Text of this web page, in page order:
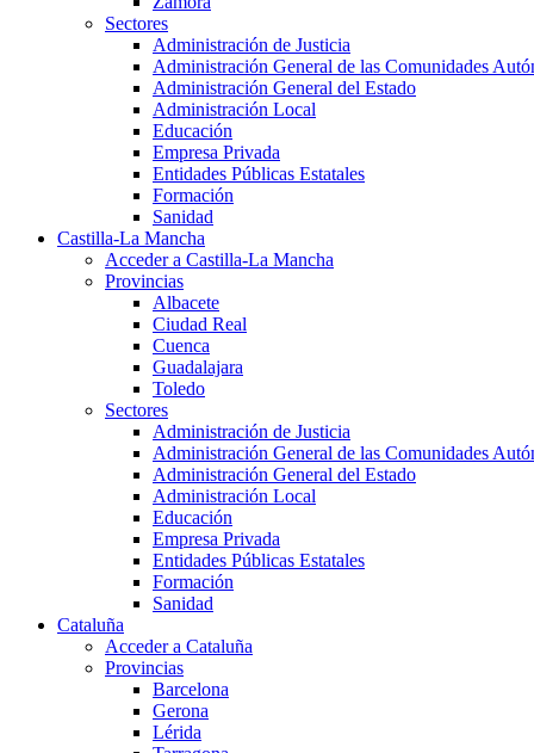
Sectores
Administración de Justicia
Administración General de las Comunidades
Administración General del Estado
Administración Local
Educación
Empresa Privada
Entidades Públicas Estatales
Formación
Sanidad
Castilla-La Mancha
Acceder a Castilla-La Mancha
Provincias
Albacete
Ciudad Real
Cuenca
Guadalajara
Toledo
Sectores
Administración de Justicia
Administración General de las Comunidades
Administración General del Estado
Administración Local
Educación
Empresa Privada
Entidades Públicas Estatales
Formación
Sanidad
Cataluña
Acceder a Cataluña
Provincias
Barcelona
Gerona
Lérida